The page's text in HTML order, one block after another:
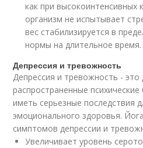
как при высокоинтенсивных
организм не испытывает
вес стабилизируется в
нормы на длительное время.
Депрессия и тревожность
Депрессия и тревожность - это
распространенные
иметь серьезные последствия
эмоционального здоровья.
симптомов депрессии и
Увеличивает уровень